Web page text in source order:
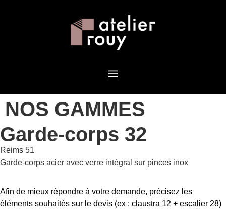
NOS GAMMES
Garde-corps 32
Reims 51
Garde-corps acier avec verre intégral sur pinces inox
Afin de mieux répondre à votre demande, précisez les
éléments souhaités sur le devis (ex : claustra 12 + escalier 28)